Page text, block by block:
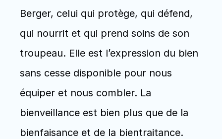
Berger, celui qui protège, qui défend,
qui nourrit et qui prend soins de son
troupeau. Elle est l’expression du bien
sans cesse disponible pour nous
équiper et nous combler. La
bienveillance est bien plus que de la
bienfaisance et de la bientraitance.